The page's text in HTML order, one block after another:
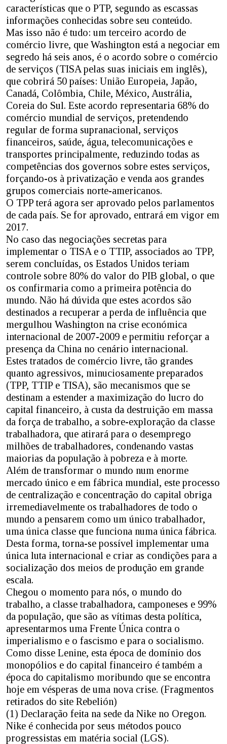
características que o PTP, segundo as escassas
informações conhecidas sobre seu conteúdo.
Mas isso não é tudo: um terceiro acordo de
comércio livre, que Washington está a negociar em
segredo há seis anos, é o acordo sobre o comércio
de serviços (TISA pelas suas iniciais em inglês),
que cobrirá 50 países: União Europeia, Japão,
Canadá, Colômbia, Chile, México, Austrália,
Coreia do Sul. Este acordo representaria 68% do
comércio mundial de serviços, pretendendo
regular de forma supranacional, serviços
financeiros, saúde, água, telecomunicações e
transportes principalmente, reduzindo todas as
competências dos governos sobre estes serviços,
forçando-os à privatização e venda aos grandes
grupos comerciais norte-americanos.
O TPP terá agora ser aprovado pelos parlamentos
de cada país. Se for aprovado, entrará em vigor em
2017.
No caso das negociações secretas para
implementar o TISA e o TTIP, associados ao TPP,
serem concluídas, os Estados Unidos teriam
controle sobre 80% do valor do PIB global, o que
os confirmaria como a primeira potência do
mundo. Não há dúvida que estes acordos são
destinados a recuperar a perda de influência que
mergulhou Washington na crise económica
internacional de 2007-2009 e permitiu reforçar a
presença da China no cenário internacional.
Estes tratados de comércio livre, tão grandes
quanto agressivos, minuciosamente preparados
(TPP, TTIP e TISA), são mecanismos que se
destinam a estender a maximização do lucro do
capital financeiro, à custa da destruição em massa
da força de trabalho, a sobre-exploração da classe
trabalhadora, que atirará para o desemprego
milhões de trabalhadores, condenando vastas
maiorias da população à pobreza e à morte.
Além de transformar o mundo num enorme
mercado único e em fábrica mundial, este processo
de centralização e concentração do capital obriga
irremediavelmente os trabalhadores de todo o
mundo a pensarem como um único trabalhador,
uma única classe que funciona numa única fábrica.
Desta forma, torna-se possível implementar uma
única luta internacional e criar as condições para a
socialização dos meios de produção em grande
escala.
Chegou o momento para nós, o mundo do
trabalho, a classe trabalhadora, camponeses e 99%
da população, que são as vítimas desta política,
apresentarmos uma Frente Única contra o
imperialismo e o fascismo e para o socialismo.
Como disse Lenine, esta época de domínio dos
monopólios e do capital financeiro é também a
época do capitalismo moribundo que se encontra
hoje em vésperas de uma nova crise. (Fragmentos
retirados do site Rebelión)
(1) Declaração feita na sede da Nike no Oregon.
Nike é conhecida por seus métodos pouco
progressistas em matéria social (LGS).